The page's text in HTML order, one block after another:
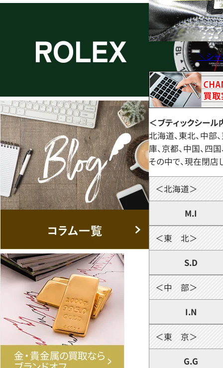
＼シ
＜ブティックシー
北海道、東北、中部
庫、京都、中国、四
その中で、現在閉店
＜北海道＞
M.I
＜東 北＞
S.D
＜中 部＞
I.N
＜東 京＞
G.G